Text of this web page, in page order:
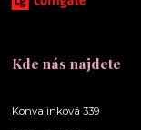
Kde nás najdete
Konvalinková 339